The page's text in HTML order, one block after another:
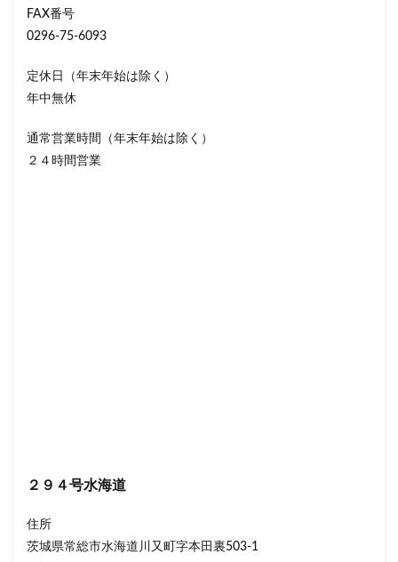
FAX番号
0296-75-6093
定休日（年末年始は除く）
年中無休
通常営業時間（年末年始は除く）
２４時間営業
２９４号水海道
住所
茨城県常総市水海道川又町字本田裏503-1